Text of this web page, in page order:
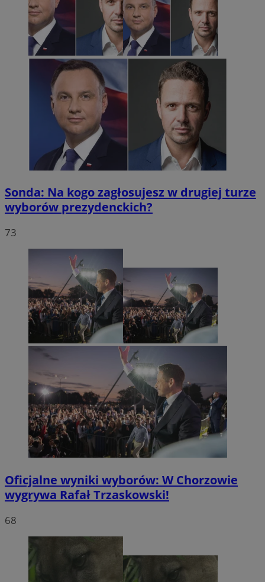
Sonda: Na kogo zagłosujesz w drugiej turze
wyborów prezydenckich?
73
Oficjalne wyniki wyborów: W Chorzowie
wygrywa Rafał Trzaskowski!
68